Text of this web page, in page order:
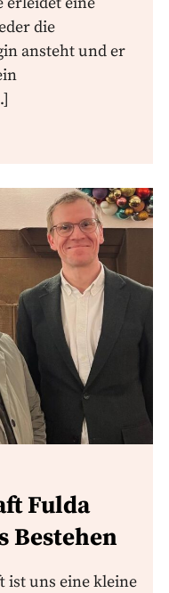
die
ansteht und er
Fulda
ist uns eine kleine